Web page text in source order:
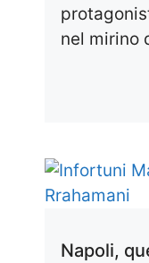
nel mirino
Napoli,